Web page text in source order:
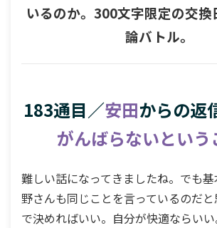
いるのか。300文字限定の交換
論バトル。
183通目／安田からの返
がんばらないという
難しい話になってきましたね。でも
野さんも同じことを言っているのだ
で決めればいい。自分が快適ならい